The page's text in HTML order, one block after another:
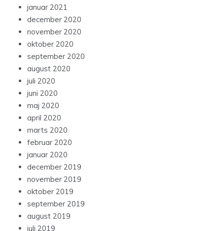
januar 2021
december 2020
november 2020
oktober 2020
september 2020
august 2020
juli 2020
juni 2020
maj 2020
april 2020
marts 2020
februar 2020
januar 2020
december 2019
november 2019
oktober 2019
september 2019
august 2019
juli 2019